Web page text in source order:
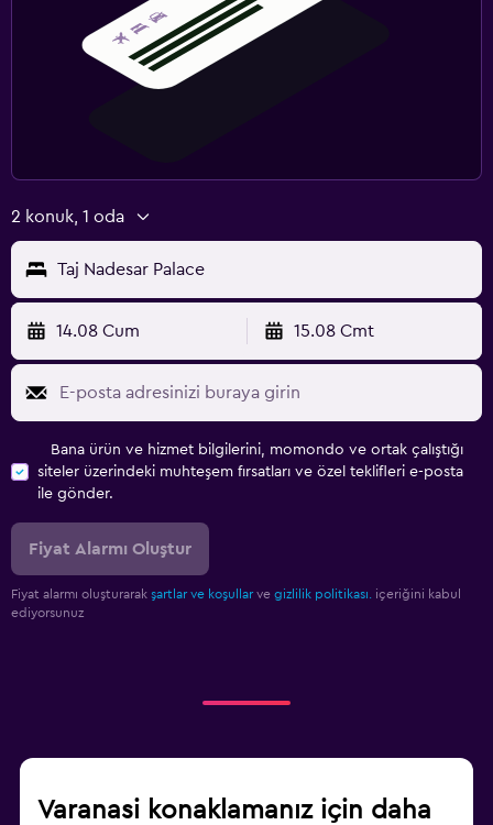
2 konuk, 1 oda
Taj Nadesar Palace
14.08 Cum 15.08 Cmt
Bana ürün ve hizmet bilgilerini, momondo ve ortak çalıştığı
siteler üzerindeki muhteşem fırsatları ve özel teklifleri e-posta
ile gönder.
Fiyat Alarmı Oluştur
Fiyat alarmı oluşturarak şartlar ve koşullar ve gizlilik politikası.
içeriğini kabul
ediyorsunuz
Varanasi konaklamanız için daha